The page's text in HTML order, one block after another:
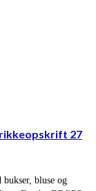
27
bluse og